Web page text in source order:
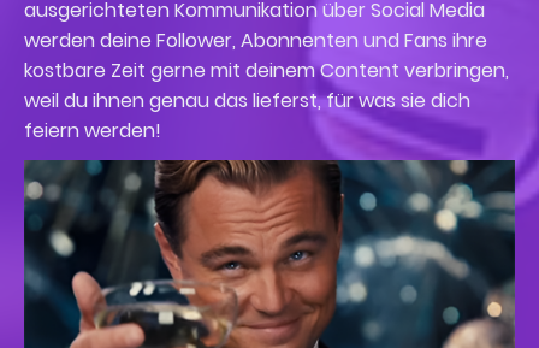
ausgerichteten Kommunikation über Social Media
werden deine Follower, Abonnenten und Fans ihre
kostbare Zeit gerne mit deinem Content verbringen,
weil du ihnen genau das lieferst, für was sie dich
feiern werden!